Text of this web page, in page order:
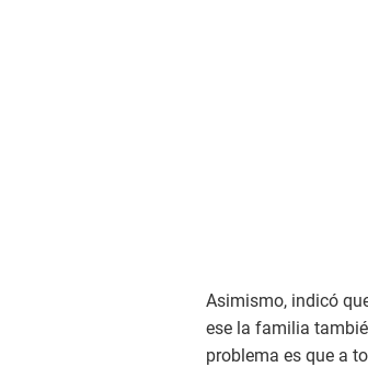
Asimismo, indicó
ese la familia
problema es que a